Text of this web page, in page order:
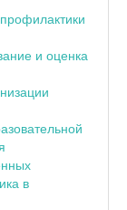
и оценка
в